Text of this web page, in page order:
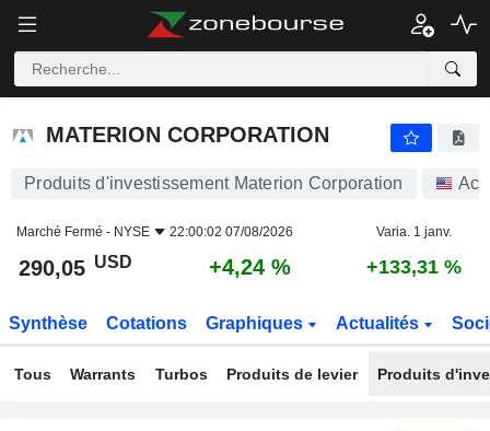
MATERION CORPORATION
MATERION CORPORATION
Produits d'investissement Materion Corporation
Marché Fermé - NYSE 22:00:02 07/08/2026 Varia. 1 janv.
290,05 USD +4,24 % +133,31 %
Synthèse Cotations Graphiques Actualités
Tous Warrants Turbos Produits de levier Produits